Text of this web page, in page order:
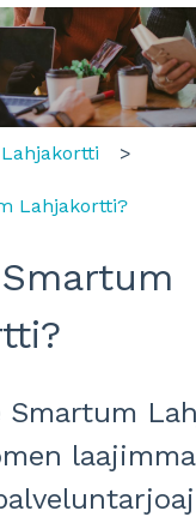
koska
Lahjakortti
Lahjakortti?
Smartum